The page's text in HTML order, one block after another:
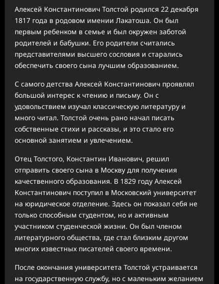
Алексей Константинович Толстой родился 22 декабря
1817 года в родовом имении Лакатоша. Он был
первым ребенком в семье и был окружен заботой
родителей и бабушки. Его родители считались
представителями высшего сословия и старались
обеспечить своего сына лучшим образованием.
С самого детства Алексей Константинович проявлял
большой интерес к чтению и письму. Он с
удовольствием изучал классическую литературу и
много читал. Толстой очень рано начал писать
собственные стихи и рассказы, и это стало его
основной занятием и увлечением.
Отец Толстого, Константин Иванович, решил
отправить своего сына в Москву для получения
качественного образования. В 1829 году Алексей
Константинович поступил в Московский университет
на юридическое отделение. Здесь он показал себя не
только способным студентом, но и активным
участником студенческой жизни. Он был членом
литературного общества, где стал близким другом
многих известных писателей своего времени.
После окончания университета Толстой устраивается
на государственную службу, но с маленьким желанием